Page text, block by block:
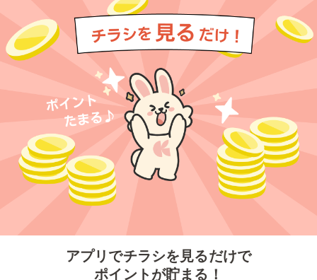
アプリでチラシを見るだけで
ポイントが貯まる！